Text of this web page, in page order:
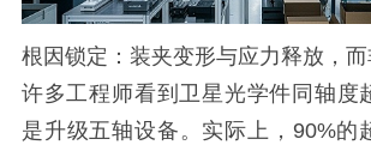
根因锁定：装夹变形与应力释放，
许多工程师看到卫星光学件同轴度
是升级五轴设备。实际上，90%的